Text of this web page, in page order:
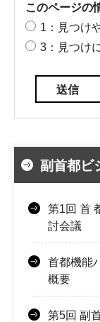
このページの
1：見つけ
3：見つけ
副首都ビ
第1回 首
討会議
首都機能
概要
第5回 副